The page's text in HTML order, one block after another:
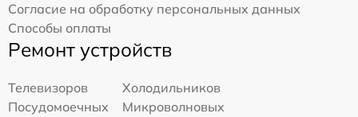
Согласие на обработку персональных данных
Способы оплаты
Ремонт устройств
Телевизоров
Холодильников
Посудомоечных
Микроволновых